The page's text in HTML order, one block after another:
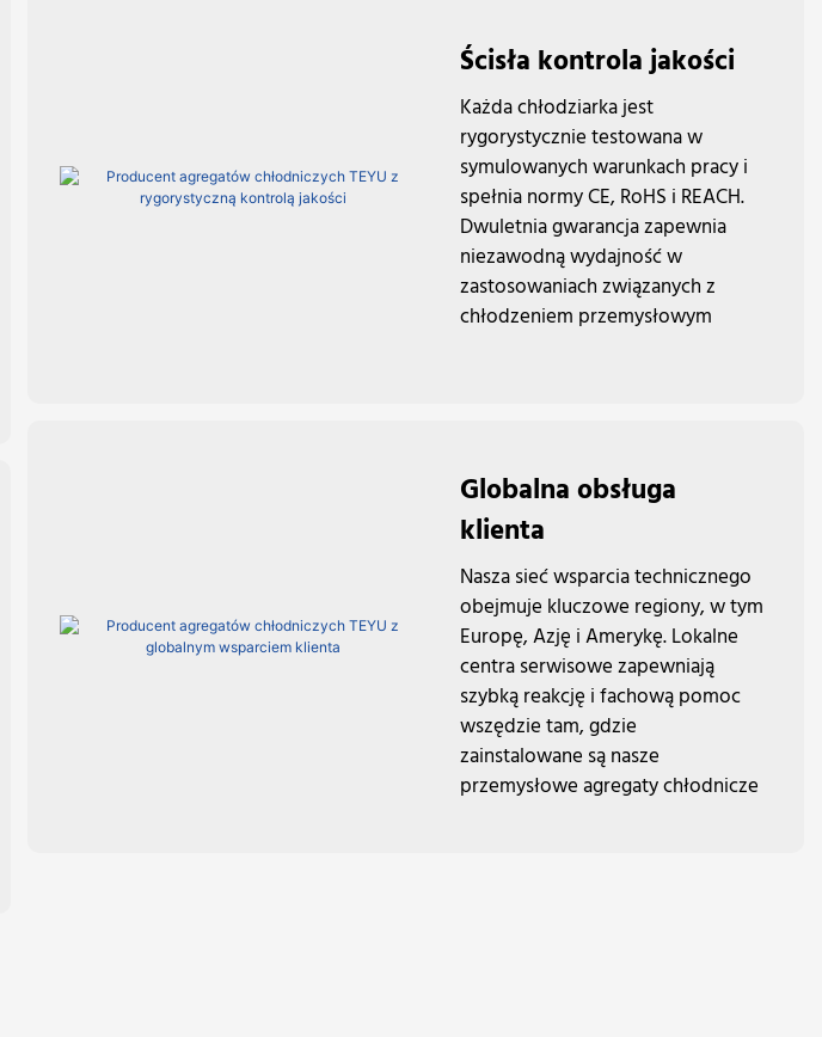
Ścisła kontrola jakości
Każda chłodziarka jest
rygorystycznie testowana w
symulowanych warunkach pracy i
spełnia normy CE, RoHS i REACH.
Dwuletnia gwarancja zapewnia
niezawodną wydajność w
zastosowaniach związanych z
chłodzeniem przemysłowym
Globalna obsługa
klienta
Nasza sieć wsparcia technicznego
obejmuje kluczowe regiony, w tym
Europę, Azję i Amerykę. Lokalne
centra serwisowe zapewniają
szybką reakcję i fachową pomoc
wszędzie tam, gdzie
zainstalowane są nasze
przemysłowe agregaty chłodnicze